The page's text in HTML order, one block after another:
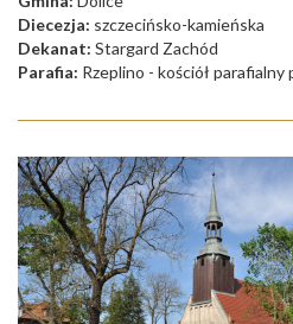
Diecezja: szczecińsko-kamieńska
Dekanat: Stargard Zachód
Parafia: Rzeplino - kościół